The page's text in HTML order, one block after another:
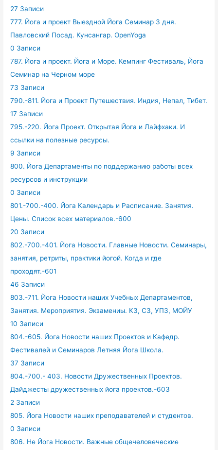
27 Записи
777. Йога и проект Выездной Йога Семинар 3 дня.
Павловский Посад. Кунсангар. OpenYoga
0 Записи
787. Йога и проект. Йога и Море. Кемпинг Фестиваль, Йога
Семинар на Черном море
73 Записи
790.-811. Йога и Проект Путешествия. Индия, Непал, Тибет.
17 Записи
795.-220. Йога Проект. Открытая Йога и Лайфхаки. И
ссылки на полезные ресурсы.
9 Записи
800. Йога Департаменты по поддержанию работы всех
ресурсов и инструкции
0 Записи
801.-700.-400. Йога Календарь и Расписание. Занятия.
Цены. Список всех материалов.-600
20 Записи
802.-700.-401. Йога Новости. Главные Новости. Семинары,
занятия, ретриты, практики йогой. Когда и где
проходят.-601
46 Записи
803.-711. Йога Новости наших Учебных Департаментов,
Занятия. Мероприятия. Экзамениы. КЗ, СЗ, УПЗ, МОЙУ
10 Записи
804.-605. Йога Новости наших Проектов и Кафедр.
Фестивалей и Семинаров Летняя Йога Школа.
37 Записи
804.-700.- 403. Новости Дружественных Проектов.
Дайджесты дружественных йога проектов.-603
2 Записи
805. Йога Новости наших преподавателей и студентов.
0 Записи
806. Не Йога Новости. Важные общечеловеческие